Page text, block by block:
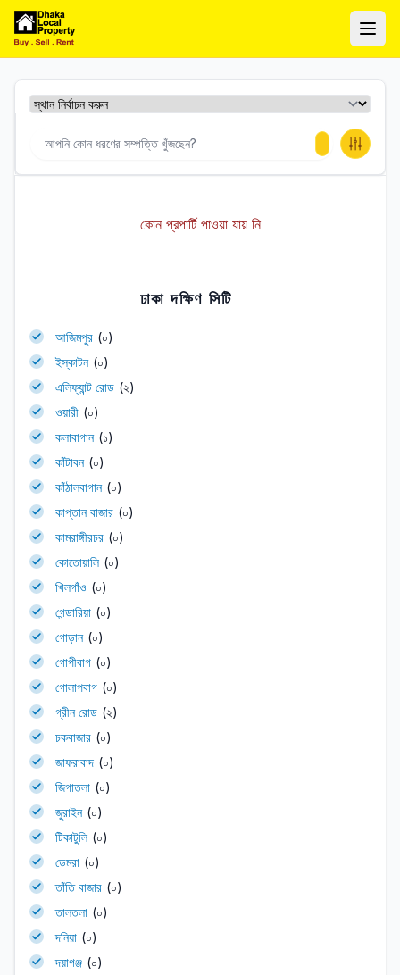
ঢাকা লোকাল প্রপার্টি
কোন প্রপার্টি পাওয়া যায় নি
ঢাকা দক্ষিণ সিটি
আজিমপুর (০)
ইস্কাটন (০)
এলিফ্যান্ট রোড (২)
ওয়ারী (০)
কলাবাগান (১)
কাঁটাবন (০)
কাঁঠালবাগান (০)
কাপ্তান বাজার (০)
কামরাঙ্গীরচর (০)
কোতোয়ালি (০)
খিলগাঁও (০)
গেন্ডারিয়া (০)
গোড়ান (০)
গোপীবাগ (০)
গোলাপবাগ (০)
গ্রীন রোড (২)
চকবাজার (০)
জাফরাবাদ (০)
জিগাতলা (০)
জুরাইন (০)
টিকাটুলি (০)
ডেমরা (০)
তাঁতি বাজার (০)
তালতলা (০)
দনিয়া (০)
দয়াগঞ্জ (০)